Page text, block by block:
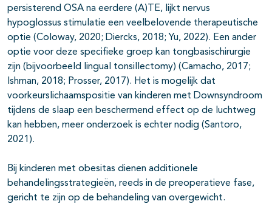
persisterend OSA na eerdere (A)TE, lijkt nervus
hypoglossus stimulatie een veelbelovende therapeutische
optie (Coloway, 2020; Diercks, 2018; Yu, 2022). Een ander
optie voor deze specifieke groep kan tongbasischirurgie
zijn (bijvoorbeeld lingual tonsillectomy) (Camacho, 2017;
Ishman, 2018; Prosser, 2017). Het is mogelijk dat
voorkeurslichaamspositie van kinderen met Downsyndroom
tijdens de slaap een beschermend effect op de luchtweg
kan hebben, meer onderzoek is echter nodig (Santoro,
2021).
Bij kinderen met obesitas dienen additionele
behandelingsstrategieën, reeds in de preoperatieve fase,
gericht te zijn op de behandeling van overgewicht.